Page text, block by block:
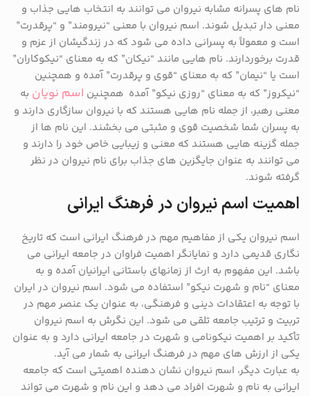
نام های پسرانه مشابه نیروان می توانند به انتخاب هایی جذاب و
معنی دار تبدیل شوند. اسم نیروان با معنی “نیرومند” و “پرقدرت”
است و معمولاً به پسرانی داده می شود که در زندگیشان از عزم و
قدرت برخوردارند. نام هایی مانند “نیکان” که به معنای “نیکوکاران”
است یا “نیمان” که به معنای “قوی و پرقدرت” آمده و همچنین
“نیکروز” که به معنای “روزی نیکو” آمده همچنین اسم نویان به
معنی رهبر، از جمله نام هایی هستند که با نیروان سازگاری دارند و
به پسران شما شخصیت قوی و مثبتی می بخشند. این نام ها از
جمله گزینه هایی هستند که معنی و زیبایی خاص خود را دارند و
می توانند به عنوان جایگزین های جذاب برای نام نیروان در نظر
گرفته شوند.
اهمیت اسم نیروان در فرهنگ ایرانی
اسم نیروان یکی از مفاهیم مهم در فرهنگ ایرانی است که تاریخ
نگاری قدیمی دارد و نمایانگر اهمیت فراوان در جامعه ایرانی می
باشد. این مفهوم به ارث از زمانهای باستانی ایرانیان آمده و به
معنای “نام و شهرت نیکو” استفاده می شود. اسم نیروان در ایران
با توجه به اعتقادات دینی و فرهنگی، به عنوان یک عنصر مهم در
تربیت و ترتیب جامعه تلقی می شود. این نگرش به اسم نیروان
تأکید بر اهمیت نیکونامی و شهرت در جامعه ایرانی دارد و به عنوان
یکی از ارزش های مهم در فرهنگ ایرانی به شمار می آید.
به عبارت دیگر، اسم نیروان نشان دهنده اهمیتی است که جامعه
ایرانی به نام و شهرت افراد می دهد و این نام و شهرت می تواند